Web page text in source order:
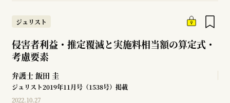
ジュリスト
侵害者利益・推定覆滅と実施料相当額の算定式・
考慮要素
弁護士 飯田 圭
ジュリスト2019年11月号（1538号）掲載
2022.10.27